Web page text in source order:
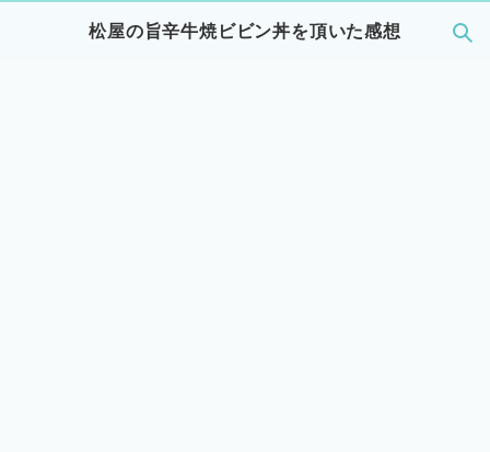
松屋の旨辛牛焼ビビン丼を頂いた感想